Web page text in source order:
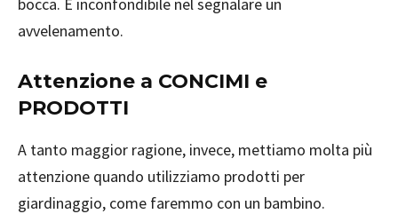
avvelenamento.
Attenzione a CONCIMI e
PRODOTTI
A tanto maggior ragione, invece, mettiamo molta più
attenzione quando utilizziamo prodotti per
giardinaggio, come faremmo con un bambino.